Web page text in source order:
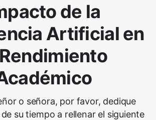
de la
Artificial en
o señora, por favor, dedique
su tiempo a rellenar el siguiente